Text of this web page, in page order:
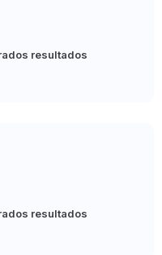
resultados
resultados